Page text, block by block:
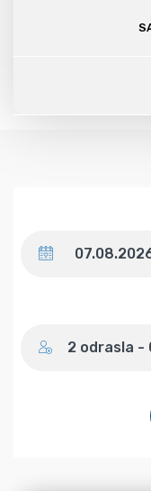
2 odrasla -